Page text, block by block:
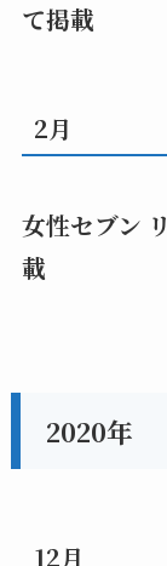
て掲載
2月
女性セブン
載
2020年
12月